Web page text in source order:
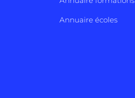
Annuaire écoles